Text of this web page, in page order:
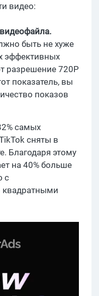
видео:
быть не хуже
эффективных
разрешение 720P
показатель, вы
показов
cамых
сняты в
Благодаря этому
на 40% больше
с
квадратными